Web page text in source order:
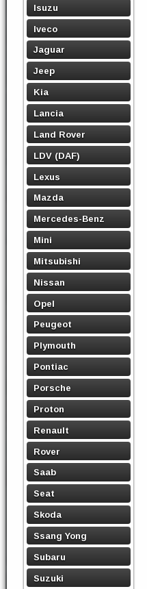
Isuzu
Iveco
Jaguar
Jeep
Kia
Lancia
Land Rover
LDV (DAF)
Lexus
Mazda
Mercedes-Benz
Mini
Mitsubishi
Nissan
Opel
Peugeot
Plymouth
Pontiac
Porsche
Proton
Renault
Rover
Saab
Seat
Skoda
Ssang Yong
Subaru
Suzuki